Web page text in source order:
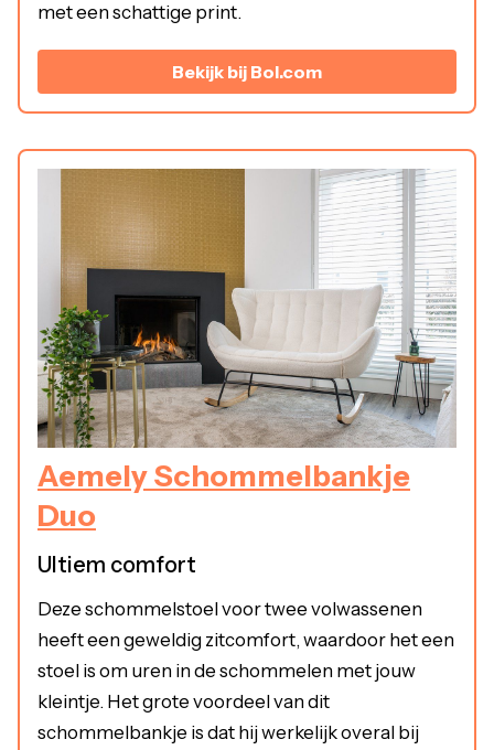
met een schattige print.
Bekijk bij Bol.com
Aemely Schommelbankje
Duo
Ultiem comfort
Deze schommelstoel voor twee volwassenen
heeft een geweldig zitcomfort, waardoor het een
stoel is om uren in de schommelen met jouw
kleintje. Het grote voordeel van dit
schommelbankje is dat hij werkelijk overal bij